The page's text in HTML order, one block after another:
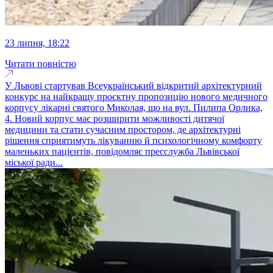
23 липня, 18:22
Читати повністю
У Львові стартував Всеукраїнський відкритий архітектурний
конкурс на найкращу проєктну пропозицію нового медичного
корпусу лікарні святого Миколая, що на вул. Пилипа Орлика,
4. Новий корпус має розширити можливості дитячої
медицини та стати сучасним простором, де архітектурні
рішення сприятимуть лікуванню й психологічному комфорту
маленьких пацієнтів, повідомляє пресслужба Львівської
міської ради...